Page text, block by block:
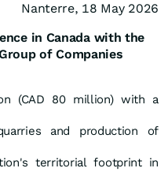
Nanterre, 18 May 2026
in Canada with the
of Companies
(CAD 80 million) with a
and production of
territorial footprint in